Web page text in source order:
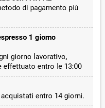
di pagamento più
1 giorno
giorno lavorativo,
entro le 13:00
entro 14 giorni.